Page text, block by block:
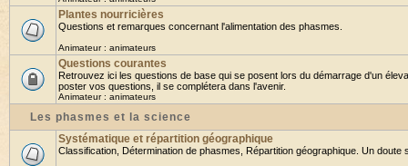
Plantes nourricières
Questions et remarques concernant l'alimentation des phasmes.
Animateur : animateurs
Questions courantes
Retrouvez ici les questions de base qui se posent lors du démarrage d'un
poster vos questions, il se complétera dans l'avenir.
Animateur : animateurs
Les phasmes et la science
Systématique et répartition géographique
Classification, Détermination de phasmes, Répartition géographique. Un doute